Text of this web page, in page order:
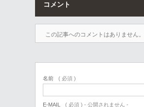
コメント
この記事へのコメントはありません。
名前 ( 必須 )
E-MAIL ( 必須 ) - 公開されません -